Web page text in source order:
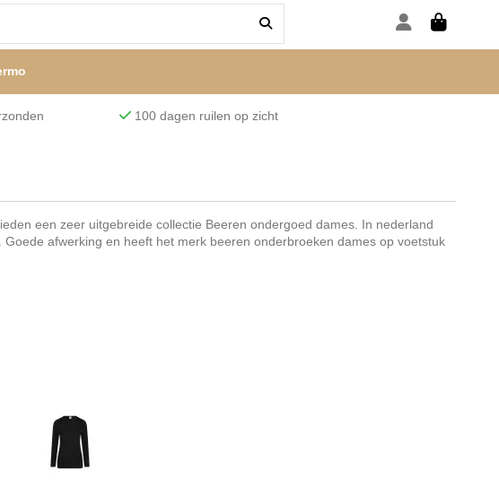
dag verzonden 100 dagen ruilen op zicht
een zeer uitgebreide collectie Beeren ondergoed dames. In nederland
afwerking en heeft het merk beeren onderbroeken dames op voetstuk